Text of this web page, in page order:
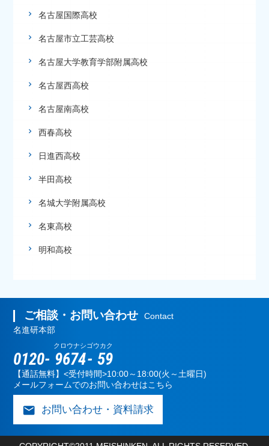
名古屋国際高校
名古屋市立工芸高校
名古屋大学教育学部附属高校
名古屋西高校
名古屋南高校
西春高校
日進西高校
半田高校
名城大学附属高校
名東高校
明和高校
ご相談・お問い合わせ
Contact
名進研本部
0120- 9674
クロウナシ
- 59
ゴウカク
【通話無料】<受付時間>10:00～18:00(火～土曜日)
メールフォームでのお問い合わせはこちら
mail お問い合わせ・資料請求